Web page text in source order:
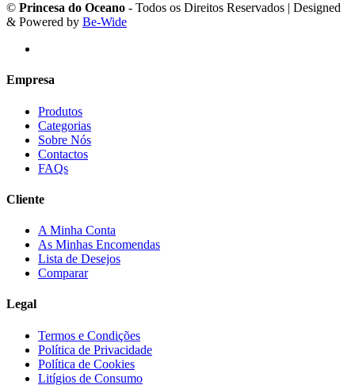
© Princesa do Oceano - Todos os Direitos Reservados | Designed
& Powered by Be-Wide
Empresa
Produtos
Categorias
Sobre Nós
Contactos
FAQs
Cliente
A Minha Conta
As Minhas Encomendas
Lista de Desejos
Comparar
Legal
Termos e Condições
Política de Privacidade
Política de Cookies
Litígios de Consumo